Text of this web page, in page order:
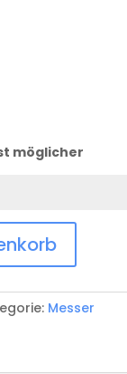
möglicher
Messer